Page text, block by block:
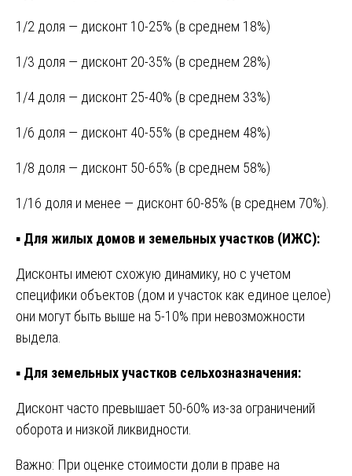
1/2 доля — дисконт 10-25% (в среднем 18%)
1/3 доля — дисконт 20-35% (в среднем 28%)
1/4 доля — дисконт 25-40% (в среднем 33%)
1/6 доля — дисконт 40-55% (в среднем 48%)
1/8 доля — дисконт 50-65% (в среднем 58%)
1/16 доля и менее — дисконт 60-85% (в среднем 70%).
▪️ Для жилых домов и земельных участков (ИЖС):
Дисконты имеют схожую динамику, но с учетом
специфики объектов (дом и участок как единое целое)
они могут быть выше на 5-10% при невозможности
выдела.
▪️ Для земельных участков сельхозназначения:
Дисконт часто превышает 50-60% из-за ограничений
оборота и низкой ликвидности.
Важно: При оценке стоимости доли в праве на